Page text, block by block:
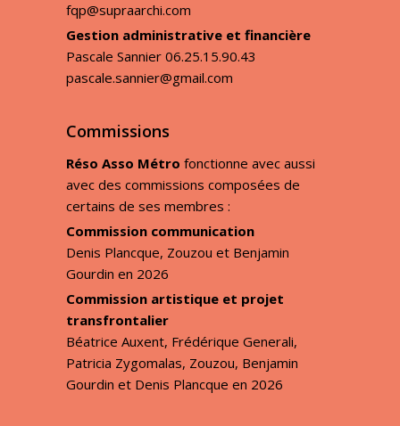
fqp@supraarchi.com
Gestion administrative et financière
Pascale Sannier 06.25.15.90.43
pascale.sannier@gmail.com
Commissions
Réso Asso Métro fonctionne avec aussi
avec des commissions composées de
certains de ses membres :
Commission communication
Denis Plancque, Zouzou et Benjamin
Gourdin en 2026
Commission artistique et projet
transfrontalier
Béatrice Auxent, Frédérique Generali,
Patricia Zygomalas, Zouzou, Benjamin
Gourdin et Denis Plancque en 2026